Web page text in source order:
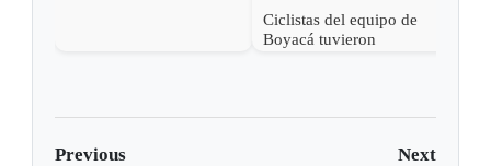
Ciclistas del equipo de
Boyacá tuvieron
Previous Next